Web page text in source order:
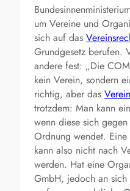
um Vereine und
sich auf das
Grundgesetz berufen.
andere fest: „Die
kein Verein, sondern
richtig, aber das
trotzdem: Man kann
wenn diese sich
Ordnung wendet.
kann also nicht nach
werden. Hat eine
GmbH, jedoch an